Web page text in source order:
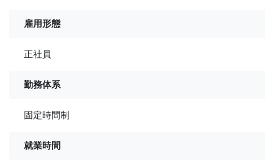
雇用形態
正社員
勤務体系
固定時間制
就業時間